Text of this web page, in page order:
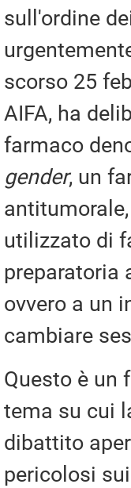
sull'ordine
scorso 25
AIFA, ha
farmaco
gender, un
utilizzato di
preparatoria
ovvero a un
cambiare
Questo è un
tema su cui
dibattito
pericolosi